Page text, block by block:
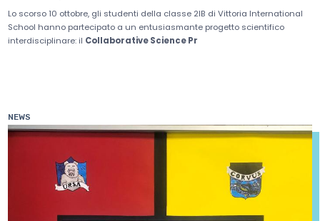
Lo scorso 10 ottobre, gli studenti della classe 2IB di Vittoria International
School hanno partecipato a un entusiasmante progetto scientifico
interdisciplinare: il Collaborative Science Pr
NEWS